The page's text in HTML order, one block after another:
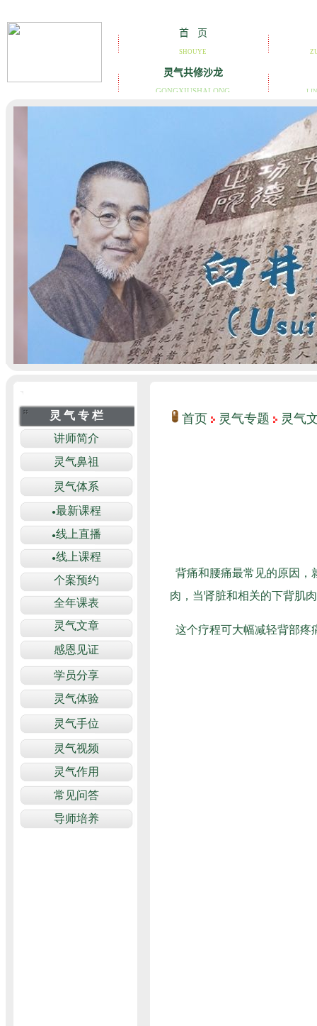
首页 灵气专题 灵气
背痛和腰痛最常见的原因，
肉，当肾脏和相关的下背肌
这个疗程可大幅减轻背部疼